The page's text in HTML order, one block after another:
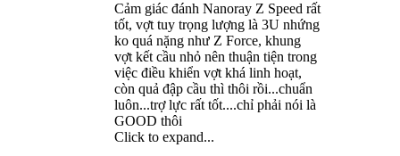
Cảm giác đánh Nanoray Z Speed rất
tốt, vợt tuy trọng lượng là 3U nhứng
ko quá nặng như Z Force, khung
vợt kết cầu nhỏ nên thuận tiện trong
việc điều khiển vợt khá linh hoạt,
còn quả đập cầu thì thôi rồi...chuẩn
luôn...trợ lực rất tốt....chỉ phải nói là
GOOD thôi
Click to expand...